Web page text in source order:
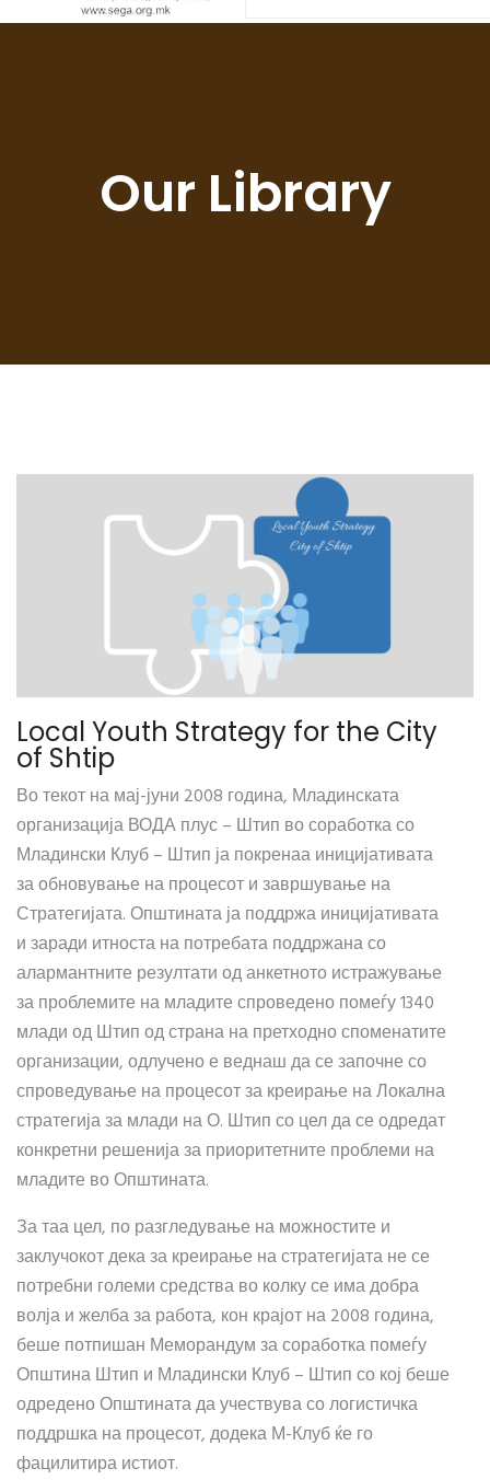
Our Library
Local Youth Strategy for the City
of Shtip
Во текот на мај-јуни 2008 година, Младинската
организација ВОДА плус – Штип во соработка со
Младински Клуб – Штип ја покренаа иницијативата
за обновување на процесот и завршување на
Стратегијата. Општината ја поддржа иницијативата
и заради итноста на потребата поддржана со
алармантните резултати од анкетното истражување
за проблемите на младите спроведено помеѓу 1340
млади од Штип од страна на претходно споменатите
организации, одлучено е веднаш да се започне со
спроведување на процесот за креирање на Локална
стратегија за млади на О. Штип со цел да се одредат
конкретни решенија за приоритетните проблеми на
младите во Општината.
За таа цел, по разгледување на можностите и
заклучокот дека за креирање на стратегијата не се
потребни големи средства во колку се има добра
волја и желба за работа, кон крајот на 2008 година,
беше потпишан Меморандум за соработка помеѓу
Општина Штип и Младински Клуб – Штип со кој беше
одредено Општината да учествува со логистичка
поддршка на процесот, додека М-Клуб ќе го
фацилитира истиот.